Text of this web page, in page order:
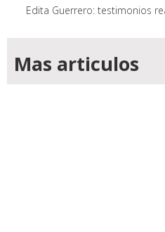
Edita Guerrero: testimonios
Mas articulos